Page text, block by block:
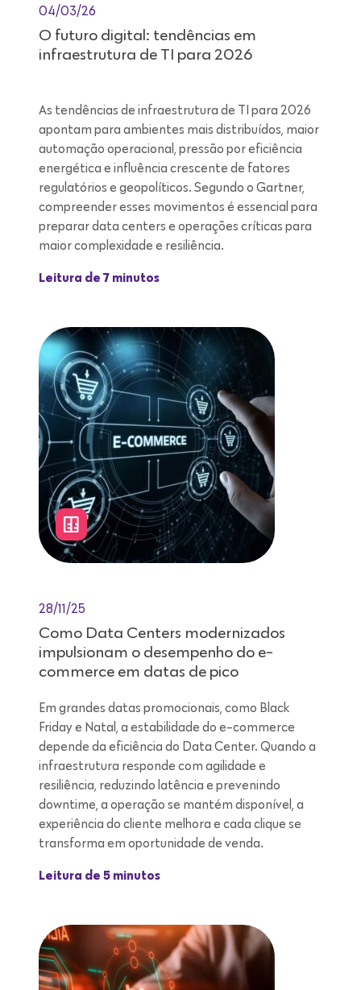
04/03/26
O futuro digital: tendências em
infraestrutura de TI para 2026
As tendências de infraestrutura de TI para 2026
apontam para ambientes mais distribuídos, maior
automação operacional, pressão por eficiência
energética e influência crescente de fatores
regulatórios e geopolíticos. Segundo o Gartner,
compreender esses movimentos é essencial para
preparar data centers e operações críticas para
maior complexidade e resiliência.
Leitura de 7 minutos
28/11/25
Como Data Centers modernizados
impulsionam o desempenho do e-
commerce em datas de pico
Em grandes datas promocionais, como Black
Friday e Natal, a estabilidade do e-commerce
depende da eficiência do Data Center. Quando a
infraestrutura responde com agilidade e
resiliência, reduzindo latência e prevenindo
downtime, a operação se mantém disponível, a
experiência do cliente melhora e cada clique se
transforma em oportunidade de venda.
Leitura de 5 minutos